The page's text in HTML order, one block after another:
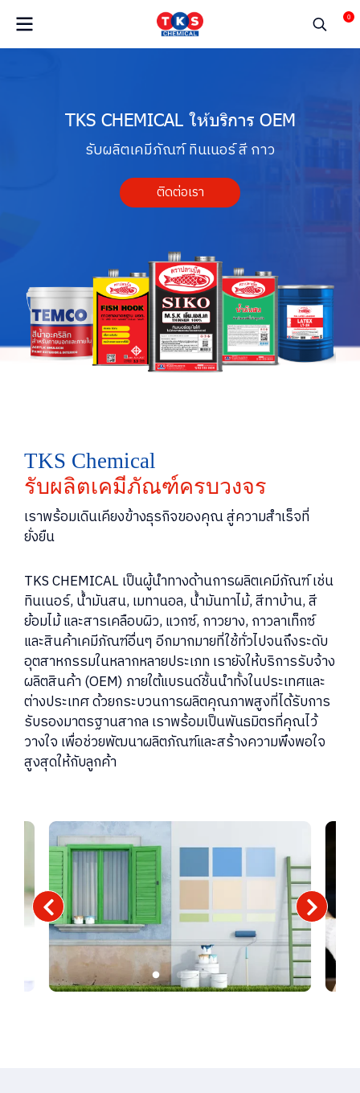
0
TKS CHEMICAL ให้บริการ OEM
รับผลิตเคมีภัณฑ์ทินเนอร์สีกาว
ติดต่อเรา
TKS Chemical
รับผลิตเคมีภัณฑ์ครบวงจร
เราพร้อมเดินเคียงข้างธุรกิจของคุณ สู่ความสำเร็จที่
ยั่งยืน
TKS CHEMICAL เป็นผู้นำทางด้านการผลิตเคมีภัณฑ์ เช่น
ทินเนอร์, น้ำมันสน, เมทานอล, น้ำมันทาไม้, สีทาบ้าน, สี
ย้อมไม้ และสารเคลือบผิว, แวกซ์, กาวยาง, กาวลาเท็กซ์
และสินค้าเคมีภัณฑ์อื่นๆ อีกมากมายที่ใช้ทั่วไปจนถึงระดับ
อุตสาหกรรมในหลากหลายประเภท เรายังให้บริการรับจ้าง
ผลิตสินค้า (OEM) ภายใต้แบรนด์ชั้นนำทั้งในประเทศและ
ต่างประเทศ ด้วยกระบวนการผลิตคุณภาพสูงที่ได้รับการ
รับรองมาตรฐานสากล เราพร้อมเป็นพันธมิตรที่คุณไว้
วางใจ เพื่อช่วยพัฒนาผลิตภัณฑ์และสร้างความพึงพอใจ
สูงสุดให้กับลูกค้า